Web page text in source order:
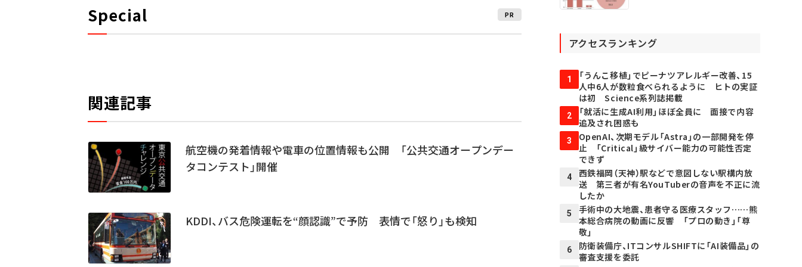
Special PR
関連記事
航空機の発着情報や電車の位置情報も公開 「公共交通オープンデー
タコンテスト」開催
KDDI、バス危険運転を“顔認識”で予防 表情で「怒り」も検知
アクセスランキング
1
「うんこ移植」でピーナツアレルギー改善、15
人中6人が数粒食べられるように ヒトの実証
は初 Science系列誌掲載
2
「就活に生成AI利用」ほぼ全員に 面接で内容
追及され困惑も
3
OpenAI、次期モデル「Astra」の一部開発を停
止 「Critical」級サイバー能力の可能性否定
できず
4
西鉄福岡（天神）駅などで意図しない駅構内放
送 第三者が有名YouTuberの音声を不正に流
したか
5
手術中の大地震、患者守る医療スタッフ……熊
本総合病院の動画に反響 「プロの動き」「尊
敬」
6
防衛装備庁、ITコンサルSHIFTに「AI装備品」の
審査支援を委託